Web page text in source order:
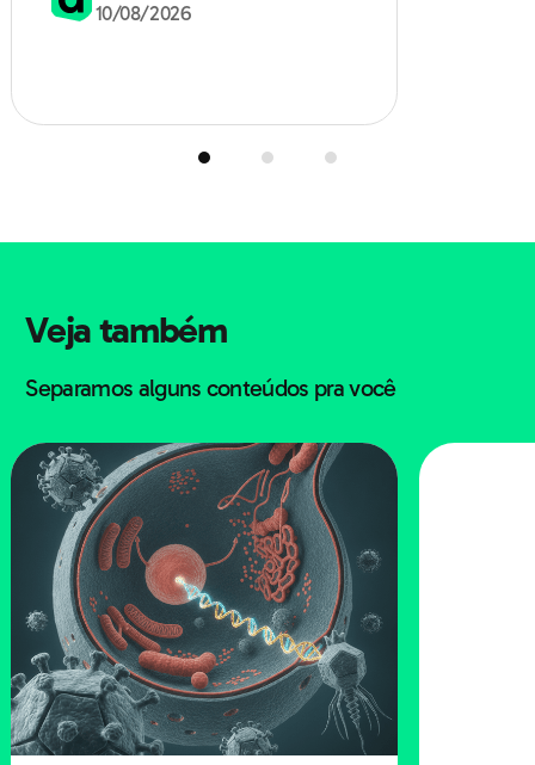
10/08/2026
Veja também
Separamos alguns conteúdos pra você